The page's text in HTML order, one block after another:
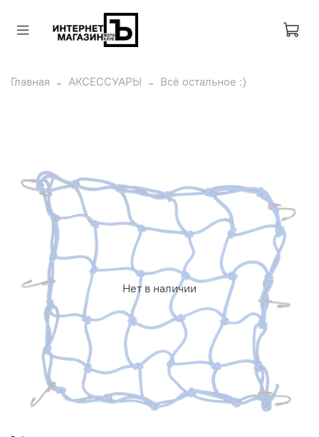
Главная АКСЕССУАРЫ Всё остальное :)
Нет в наличии